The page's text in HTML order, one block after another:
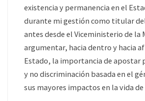
existencia y permanencia en el
durante mi gestión como titular
antes desde el Viceministerio de la
argumentar, hacia dentro y hacia
Estado, la importancia de apostar
y no discriminación basada en el
sus mayores impactos en la vida de